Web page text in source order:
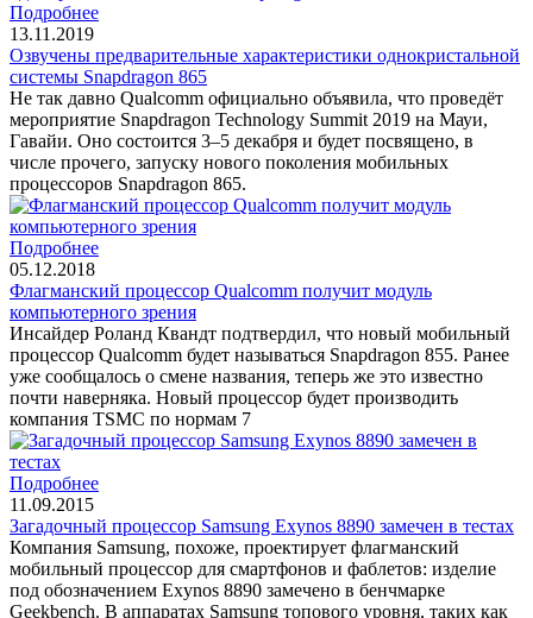
Подробнее
13.11.2019
Озвучены предварительные характеристики однокристальной
системы Snapdragon 865
Не так давно Qualcomm официально объявила, что проведёт
мероприятие Snapdragon Technology Summit 2019 на Мауи,
Гавайи. Оно состоится 3–5 декабря и будет посвящено, в
числе прочего, запуску нового поколения мобильных
процессоров Snapdragon 865.
Подробнее
05.12.2018
Флагманский процессор Qualcomm получит модуль
компьютерного зрения
Инсайдер Роланд Квандт подтвердил, что новый мобильный
процессор Qualcomm будет называться Snapdragon 855. Ранее
уже сообщалось о смене названия, теперь же это известно
почти наверняка. Новый процессор будет производить
компания TSMC по нормам 7
Подробнее
11.09.2015
Загадочный процессор Samsung Exynos 8890 замечен в тестах
Компания Samsung, похоже, проектирует флагманский
мобильный процессор для смартфонов и фаблетов: изделие
под обозначением Exynos 8890 замечено в бенчмарке
Geekbench. В аппаратах Samsung топового уровня, таких как